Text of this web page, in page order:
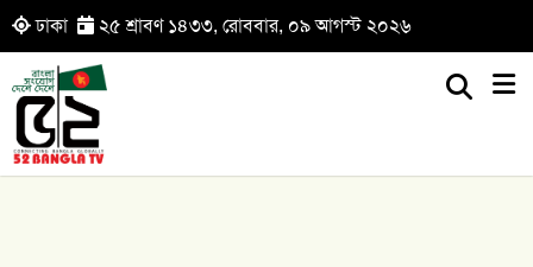
ঢাকা ২৫ শ্রাবণ ১৪৩৩, রোববার, ০৯ আগস্ট ২০২৬